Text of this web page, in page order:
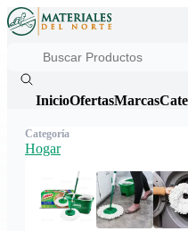
InicioOfertasMarcas
Categoría
Hogar